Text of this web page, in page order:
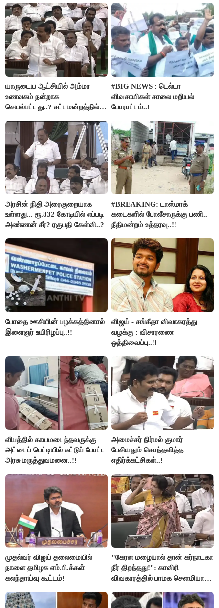
யாருடைய ஆட்சியில் அம்மா
உணவகம் நன்றாக
செயல்பட்டது..? சட்டமன்றத்தில்
#BIG NEWS : டெல்டா
விவசாயிகள் சாலை மறியல்
போராட்டம்..!
அரசின் நிதி அரைகுறையாக
உள்ளது... ரூ.832 கோடியில் எப்படி
அண்ணன் சீர்? ரகுபதி கேள்வி..?
#BREAKING: டாஸ்மாக்
கடைகளில் போலீசாருக்கு பணி..
நீதிமன்றம் உத்தரவு..!!
போதை ஊசியின் பழக்கத்தினால்
இளைஞர் உயிரிழப்பு..!!
விஜய் - சங்கீதா விவாகரத்து
வழக்கு : விசாரணை
ஒத்திவைப்பு..!!
விபத்தில் காயமடைந்தவருக்கு
அட்டைப் பெட்டியில் கட்டுப் போட்ட
அரசு மருத்துவமனை..!!
அமைச்சர் நிர்மல் குமார்
பேசியதும் கொந்தளித்த
எதிர்க்கட்சிகள்..!
முதல்வர் விஜய் தலைமையில்
நாளை தமிழக எம்.பி.க்கள்
கலந்தாய்வு கூட்டம்!
"கேரள மழையால் தான் கர்நாடகா
நீர் திறந்தது!": காவிரி
விவகாரத்தில் பாமக சௌமியா